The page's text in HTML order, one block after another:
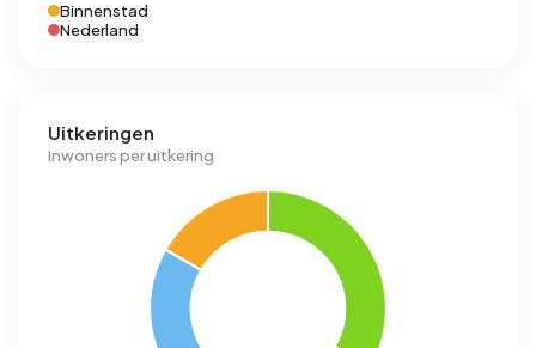
Binnenstad
Nederland
Uitkeringen
Inwoners per uitkering